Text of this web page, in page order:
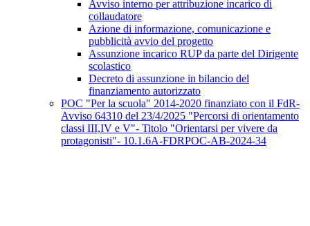
Avviso interno per attribuzione incarico di
collaudatore
Azione di informazione, comunicazione e
pubblicità avvio del progetto
Assunzione incarico RUP da parte del Dirigente
scolastico
Decreto di assunzione in bilancio del
finanziamento autorizzato
POC "Per la scuola" 2014-2020 finanziato con il FdR-
Avviso 64310 del 23/4/2025 "Percorsi di orientamento
classi III,IV e V"- Titolo "Orientarsi per vivere da
protagonisti"- 10.1.6A-FDRPOC-AB-2024-34